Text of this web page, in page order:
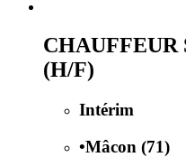
CHAUFFEUR
(H/F)
Intérim
•Mâcon (71)